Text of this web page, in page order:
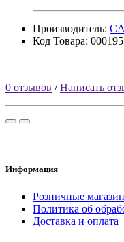
Производитель:
Код Товара:
0 отзывов /Написать
Информация
Розничные
Политика об
Доставка и оплата